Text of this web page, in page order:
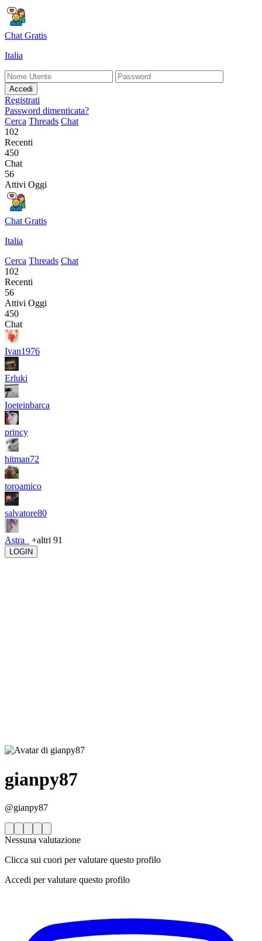
Chat Gratis
Italia
Accedi
Registrati
Password dimenticata?
Cerca Threads Chat
102
Recenti
450
Chat
56
Attivi Oggi
Chat Gratis
Italia
Cerca Threads Chat
102
Recenti
56
Attivi Oggi
450
Chat
Ivan1976
Erluki
Ioeteinbarca
princy
hitman72
toroamico
salvatore80
Astra_ +altri 91
LOGIN
gianpy87
@gianpy87
Nessuna valutazione
Clicca sui cuori per valutare questo profilo
Accedi per valutare questo profilo